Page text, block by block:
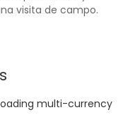
visita de campo.